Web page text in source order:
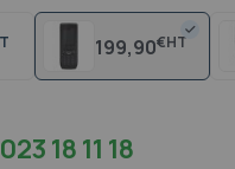
199,90€
023 18 11 18